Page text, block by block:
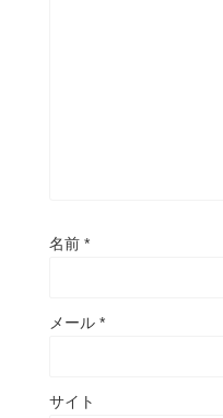
名前 *
メール *
サイト